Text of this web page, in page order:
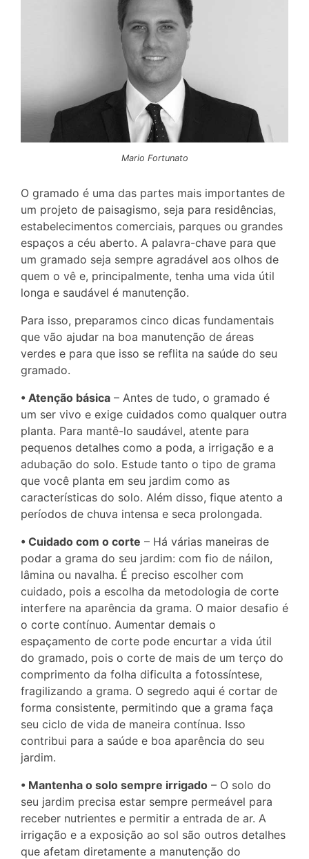
Mario Fortunato
O gramado é uma das partes mais importantes de
um projeto de paisagismo, seja para residências,
estabelecimentos comerciais, parques ou grandes
espaços a céu aberto. A palavra-chave para que
um gramado seja sempre agradável aos olhos de
quem o vê e, principalmente, tenha uma vida útil
longa e saudável é manutenção.
Para isso, preparamos cinco dicas fundamentais
que vão ajudar na boa manutenção de áreas
verdes e para que isso se reflita na saúde do seu
gramado.
• Atenção básica – Antes de tudo, o gramado é
um ser vivo e exige cuidados como qualquer outra
planta. Para mantê-lo saudável, atente para
pequenos detalhes como a poda, a irrigação e a
adubação do solo. Estude tanto o tipo de grama
que você planta em seu jardim como as
características do solo. Além disso, fique atento a
períodos de chuva intensa e seca prolongada.
• Cuidado com o corte – Há várias maneiras de
podar a grama do seu jardim: com fio de náilon,
lâmina ou navalha. É preciso escolher com
cuidado, pois a escolha da metodologia de corte
interfere na aparência da grama. O maior desafio é
o corte contínuo. Aumentar demais o
espaçamento de corte pode encurtar a vida útil
do gramado, pois o corte de mais de um terço do
comprimento da folha dificulta a fotossíntese,
fragilizando a grama. O segredo aqui é cortar de
forma consistente, permitindo que a grama faça
seu ciclo de vida de maneira contínua. Isso
contribui para a saúde e boa aparência do seu
jardim.
• Mantenha o solo sempre irrigado – O solo do
seu jardim precisa estar sempre permeável para
receber nutrientes e permitir a entrada de ar. A
irrigação e a exposição ao sol são outros detalhes
que afetam diretamente a manutenção do